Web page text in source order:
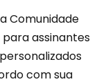
Comunidade
assinantes
com sua